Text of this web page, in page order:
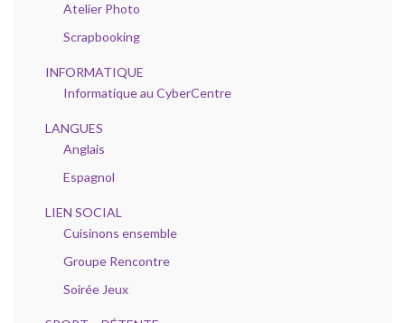
Atelier Photo
Scrapbooking
INFORMATIQUE
Informatique au CyberCentre
LANGUES
Anglais
Espagnol
LIEN SOCIAL
Cuisinons ensemble
Groupe Rencontre
Soirée Jeux